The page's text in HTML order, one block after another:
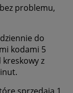
problemu,
do
kodami 5
kreskowy z